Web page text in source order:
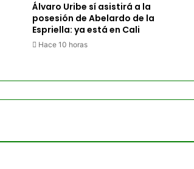
Álvaro Uribe sí asistirá a la
posesión de Abelardo de la
Espriella: ya está en Cali
Hace 10 horas